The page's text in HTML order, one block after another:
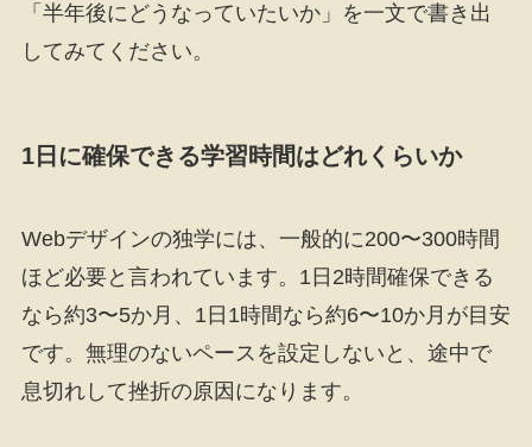
「半年後にどうなっていたいか」を一文で書き出
してみてください。
1日に確保できる学習時間はどれくらいか
Webデザインの独学には、一般的に200〜300時間
ほど必要と言われています。1日2時間確保できる
なら約3〜5か月、1日1時間なら約6〜10か月が目安
です。無理のないペースを設定しないと、途中で
息切れして挫折の原因になります。